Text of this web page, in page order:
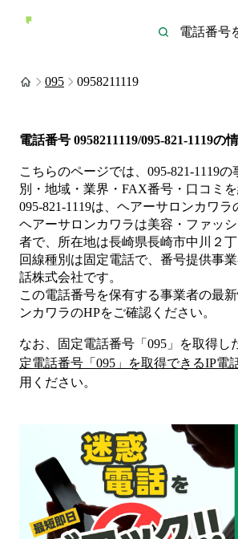
095 0958211119
電話番号 0958211119/095-821-1119の
こちらのページでは、 095-821-1119の
別・地域・業界・FAX番号・口コミを
095-821-1119は、 ヘアーサロンカワラ
ヘアーサロンカワラは美容・ファッ
者で、所在地は長崎県長崎市中川２
回線種別は固定電話で、番号提供事
話株式会社です。
この電話番号を保有する事業者の最
ンカワラのHPをご確認ください。
なお、固定電話番号「 095 」を取得し
定電話番号「 095 」を取得できるIP電
用ください。